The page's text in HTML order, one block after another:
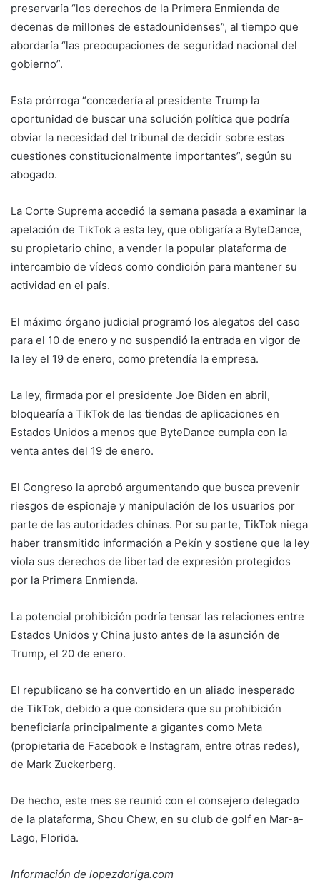
preservaría “los derechos de la Primera Enmienda de
decenas de millones de estadounidenses”, al tiempo que
abordaría “las preocupaciones de seguridad nacional del
gobierno”.
Esta prórroga “concedería al presidente Trump la
oportunidad de buscar una solución política que podría
obviar la necesidad del tribunal de decidir sobre estas
cuestiones constitucionalmente importantes”, según su
abogado.
La Corte Suprema accedió la semana pasada a examinar la
apelación de TikTok a esta ley, que obligaría a ByteDance,
su propietario chino, a vender la popular plataforma de
intercambio de vídeos como condición para mantener su
actividad en el país.
El máximo órgano judicial programó los alegatos del caso
para el 10 de enero y no suspendió la entrada en vigor de
la ley el 19 de enero, como pretendía la empresa.
La ley, firmada por el presidente Joe Biden en abril,
bloquearía a TikTok de las tiendas de aplicaciones en
Estados Unidos a menos que ByteDance cumpla con la
venta antes del 19 de enero.
El Congreso la aprobó argumentando que busca prevenir
riesgos de espionaje y manipulación de los usuarios por
parte de las autoridades chinas. Por su parte, TikTok niega
haber transmitido información a Pekín y sostiene que la ley
viola sus derechos de libertad de expresión protegidos
por la Primera Enmienda.
La potencial prohibición podría tensar las relaciones entre
Estados Unidos y China justo antes de la asunción de
Trump, el 20 de enero.
El republicano se ha convertido en un aliado inesperado
de TikTok, debido a que considera que su prohibición
beneficiaría principalmente a gigantes como Meta
(propietaria de Facebook e Instagram, entre otras redes),
de Mark Zuckerberg.
De hecho, este mes se reunió con el consejero delegado
de la plataforma, Shou Chew, en su club de golf en Mar-a-
Lago, Florida.
Información de lopezdoriga.com